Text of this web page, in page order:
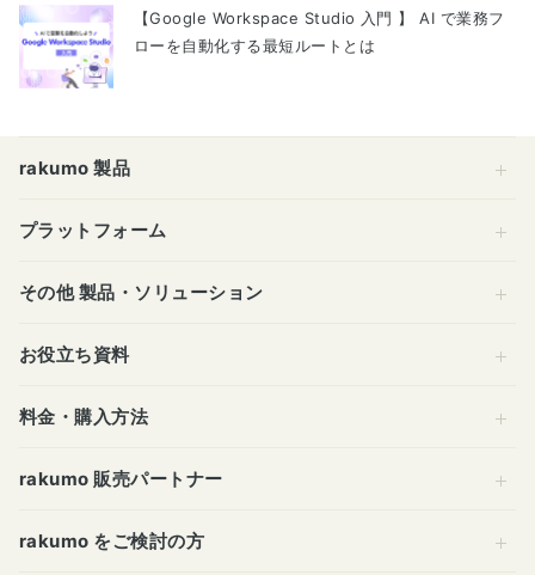
【Google Workspace Studio 入門 】 AI で業務フ
ローを自動化する最短ルートとは
rakumo 製品
プラットフォーム
その他 製品・ソリューション
お役立ち資料
料金・購入方法
rakumo 販売パートナー
rakumo をご検討の方